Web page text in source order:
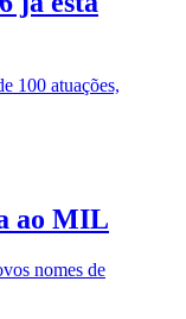
100 atuações,
ao MIL
nomes de